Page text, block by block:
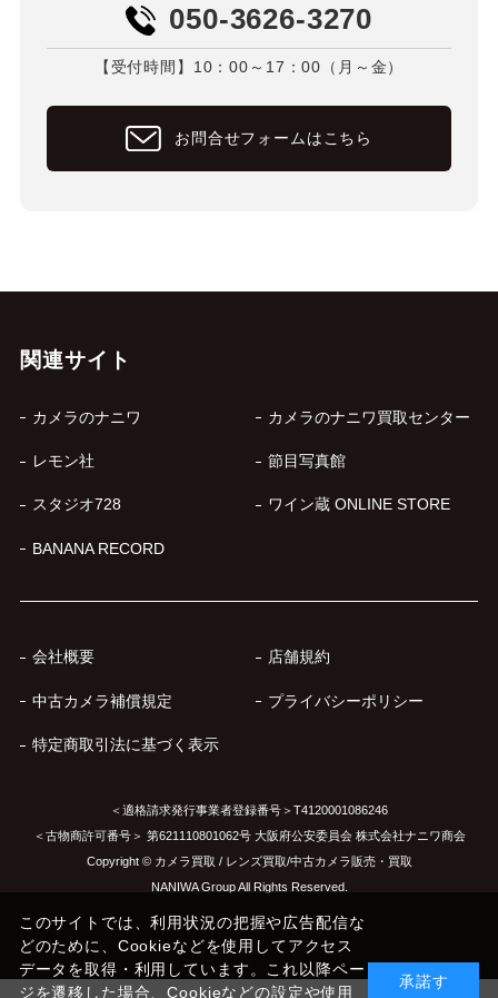
050-3626-3270
【受付時間】10：00～17：00（月～金）
お問合せフォームはこちら
関連サイト
カメラのナニワ カメラのナニワ買取センター
レモン社 節目写真館
スタジオ728 ワイン蔵 ONLINE STORE
BANANA RECORD
会社概要 店舗規約
中古カメラ補償規定 プライバシーポリシー
特定商取引法に基づく表示
＜適格請求発行事業者登録番号＞T4120001086246
＜古物商許可番号＞ 第621110801062号 大阪府公安委員会 株式会社ナニワ商会
Copyright © カメラ買取 / レンズ買取/中古カメラ販売・買取
NANIWA Group All Rights Reserved.
このサイトでは、利用状況の把握や広告配信な
どのために、Cookieなどを使用してアクセス
データを取得・利用しています。これ以降ペー
ジを遷移した場合、Cookieなどの設定や使用
承諾す